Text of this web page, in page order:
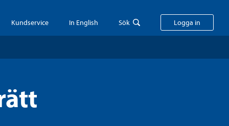
Kundservice In English Sök Logga in